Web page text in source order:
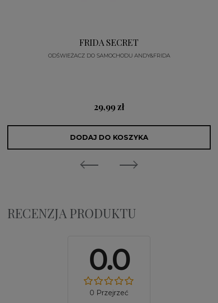
FRIDA SECRET
ODŚWIEŻACZ DO SAMOCHODU ANDY&FRIDA
29,99 zł
DODAJ DO KOSZYKA
RECENZJA PRODUKTU
0.0
0 Przejrzeć